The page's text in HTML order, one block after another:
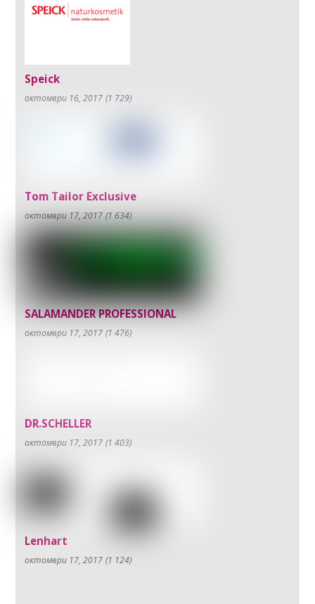
Speick
октомври 16, 2017 (1 729)
Tom Tailor Exclusive
октомври 17, 2017 (1 634)
SALAMANDER PROFESSIONAL
октомври 17, 2017 (1 476)
DR.SCHELLER
октомври 17, 2017 (1 403)
Lenhart
октомври 17, 2017 (1 124)